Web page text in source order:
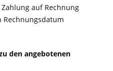
auf Rechnung
Rechnungsdatum
den angebotenen